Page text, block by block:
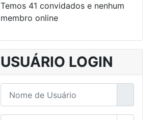
Temos 41 convidados e nenhum
membro online
USUÁRIO LOGIN
Nome de Usuário